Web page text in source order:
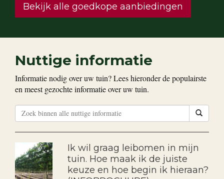
Bekijk alle goedkope aanbiedingen
Nuttige informatie
Informatie nodig over uw tuin? Lees hieronder de populairste
en meest gezochte informatie over uw tuin.
Ik wil graag leibomen in mijn
tuin. Hoe maak ik de juiste
keuze en hoe begin ik hieraan?